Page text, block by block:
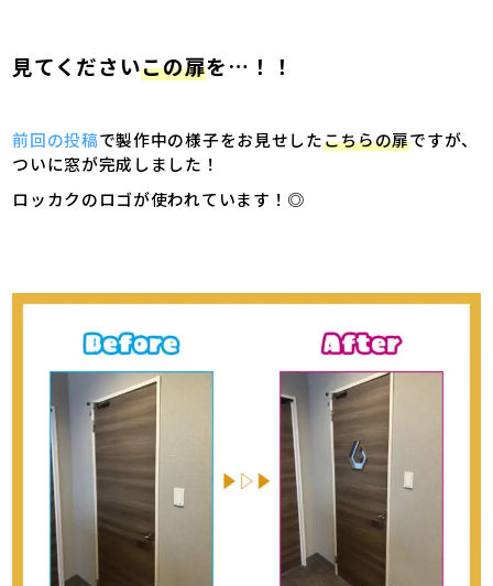
見てくださいこの扉を…！！
前回の投稿で製作中の様子をお見せしたこちらの扉ですが、
ついに窓が完成しました！
ロッカクのロゴが使われています！◎